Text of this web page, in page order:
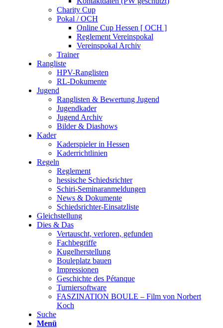
Charity Cup
Pokal / OCH
Online Cup Hessen [ OCH ]
Reglement Vereinspokal
Vereinspokal Archiv
Trainer
Rangliste
HPV-Ranglisten
RL-Dokumente
Jugend
Ranglisten & Bewertung Jugend
Jugendkader
Jugend Archiv
Bilder & Diashows
Kader
Kaderspieler in Hessen
Kaderrichtlinien
Regeln
Reglement
hessische Schiedsrichter
Schiri-Seminaranmeldungen
News & Dokumente
Schiedsrichter-Einsatzliste
Gleichstellung
Dies & Das
Vertauscht, verloren, gefunden
Fachbegriffe
Kugelherstellung
Bouleplatz bauen
Impressionen
Geschichte des Pétanque
Turniersoftware
FASZINATION BOULE – Film von Norbert
Koch
Suche
Menü